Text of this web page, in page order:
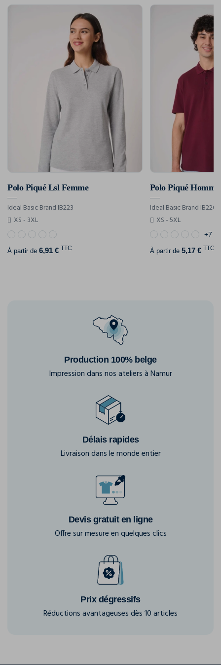
Polo Piqué Lsl Femme
Ideal Basic Brand IB223
XS - 3XL
À partir de 6,91 € TTC
Polo Piqué Homme
Ideal Basic Brand IB220
XS - 5XL
+7
À partir de 5,17 € TTC
Production 100% belge
Impression dans nos ateliers à Namur
Délais rapides
Livraison dans le monde entier
Devis gratuit en ligne
Offre sur mesure en quelques clics
Prix dégressifs
Réductions avantageuses dès 10 articles